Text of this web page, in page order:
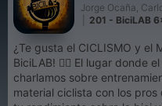
Jorge Ocaña,
201 - BiciLAB
¿Te gusta el CICLISMO y el
BiciLAB! 🚵‍♂️ El lugar donde
charlamos sobre
material ciclista con los